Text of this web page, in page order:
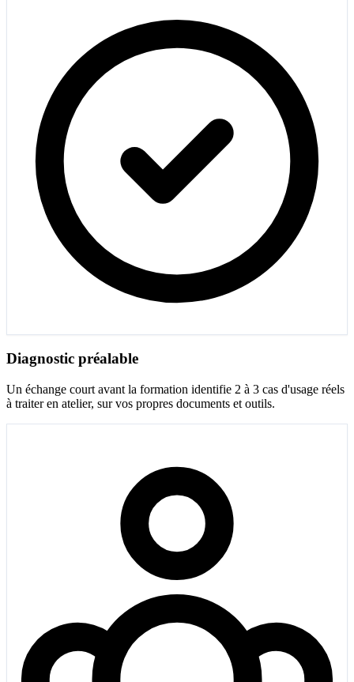
Diagnostic préalable
Un échange court avant la formation identifie 2 à 3 cas d'usage réels
à traiter en atelier, sur vos propres documents et outils.